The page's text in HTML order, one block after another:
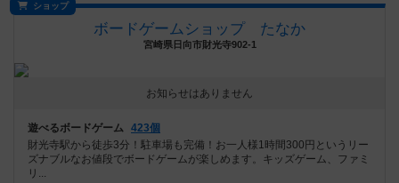
ショップ
ボードゲームショップ たなか
宮崎県日向市財光寺902-1
お知らせはありません
遊べるボードゲーム 423個
財光寺駅から徒歩3分！駐車場も完備！お一人様1時間300円というリー
ズナブルなお値段でボードゲームが楽しめます。キッズゲーム、ファミ
リ...